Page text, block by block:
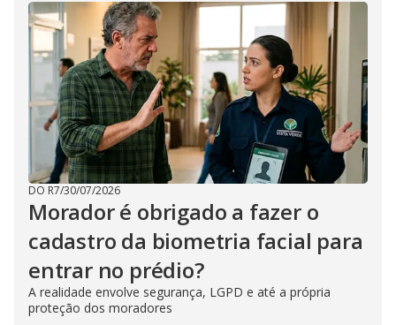
DO R7/30/07/2026
Morador é obrigado a fazer o
cadastro da biometria facial para
entrar no prédio?
A realidade envolve segurança, LGPD e até a própria
proteção dos moradores